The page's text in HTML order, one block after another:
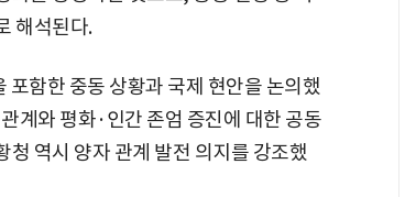
해석된다.
함한 중동 상황과 국제 현안을 논의했
계와 평화·인간 존엄 증진에 대한 공동
역시 양자 관계 발전 의지를 강조했